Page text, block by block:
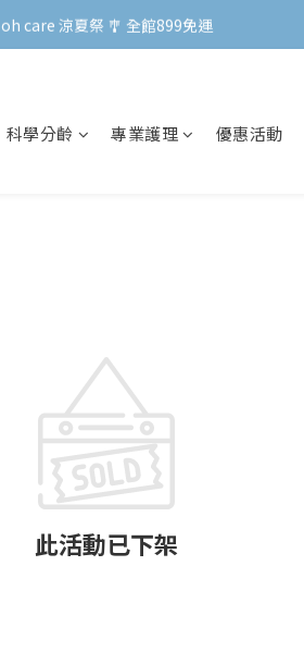
oh care 涼夏祭 🎐 全館899免運
oh care 涼夏祭 🎐 全館899免運
oh care 涼夏祭 🎐 全館899免運
科學分齡 專業護理 優惠活動
此活動已下架